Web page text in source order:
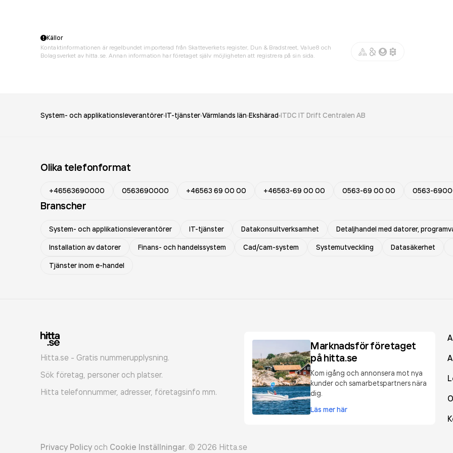
Källor
Kontaktinformationen är regelbundet importerad från Skatteverkets register, Dun & Bradstreet, Value8 och
Bolagsverket av hitta.se. Annan information har företaget själv möjligheten att registrera på sin sida.
System- och applikationsleverantörer IT-tjänster Värmlands län Ekshärad ITDC IT Drift Centralen AB
Olika telefonformat
+46563690000 0563690000 +46563 69 00 00 +46563-69 00 00 0563-69 00 00 0563-
Branscher
System- och applikationsleverantörer IT-tjänster Datakonsultverksamhet
Detaljhandel med datorer,
Installation av datorer
Finans- och handelssystem Cad/cam-system Systemutveckling Datasäkerhet
Tjänster inom e-handel
Hitta.se - Gratis nummerupplysning.
Sök företag, personer och platser.
Hitta telefonnummer, adresser, företagsinfo mm.
Marknadsför företaget
på hitta.se
Kom igång och annonsera mot nya
kunder och samarbetspartners nära
dig.
Läs mer här
Privacy Policy och Cookie Inställningar. © 2026 Hitta.se